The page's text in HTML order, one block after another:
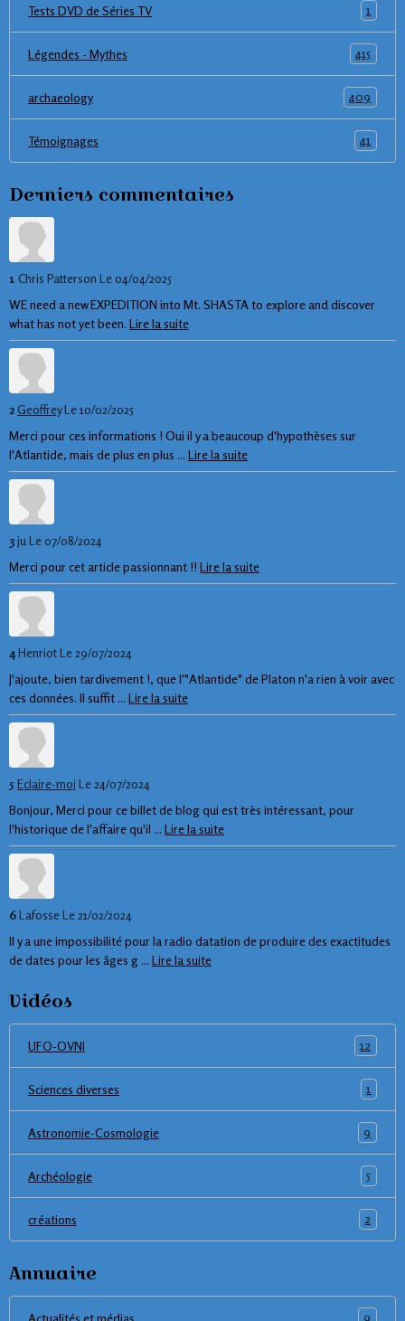
Tests DVD de Séries TV 1
Légendes - Mythes 415
archaeology 409
Témoignages 41
Derniers commentaires
1 Chris Patterson Le 04/04/2025
WE need a new EXPEDITION into Mt. SHASTA to explore and discover
what has not yet been. Lire la suite
2GeoffreyLe 10/02/2025
Merci pour ces informations ! Oui il y a beaucoup d'hypothèses sur
l'Atlantide, mais de plus en plus ... Lire la suite
3ju Le 07/08/2024
Merci pour cet article passionnant !! Lire la suite
4HenriotLe 29/07/2024
J'ajoute, bien tardivement !, que l'"Atlantide" de Platon n'a rien à voir avec
ces données. Il suffit ... Lire la suite
5Eclaire-moi Le 24/07/2024
Bonjour, Merci pour ce billet de blog qui est très intéressant, pour
l'historique de l'affaire qu'il ... Lire la suite
6LafosseLe 21/02/2024
Il y a une impossibilité pour la radio datation de produire des exactitudes
de dates pour les âges g ... Lire la suite
Vidéos
UFO-OVNI 12
Sciences diverses 1
Astronomie-Cosmologie 9
Archéologie 5
créations 2
Annuaire
Actualités et médias 9